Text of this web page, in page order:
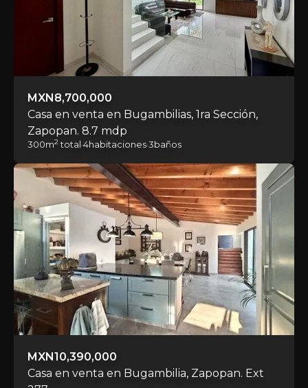
MXN8,700,000
Casa en venta en Bugambilias, 1ra Sección,
Zapopan. 8.7 mdp
300m2 total·4habitaciones·3baños
MXN10,390,000
Casa en venta en Bugambilia, Zapopan. Ext